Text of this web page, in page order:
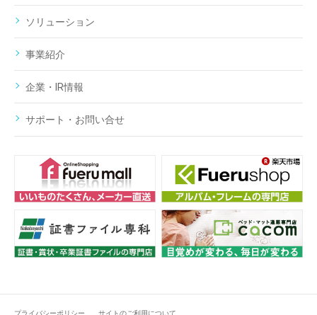
ソリューション
事業紹介
企業・IR情報
サポート・お問い合せ
プライバシーポリシー サイトのご利用について